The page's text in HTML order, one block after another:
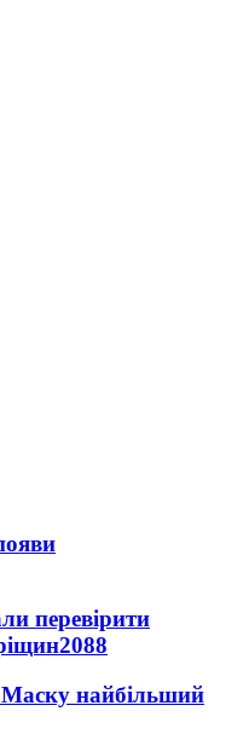
перевірити
2088
Маску найбільший